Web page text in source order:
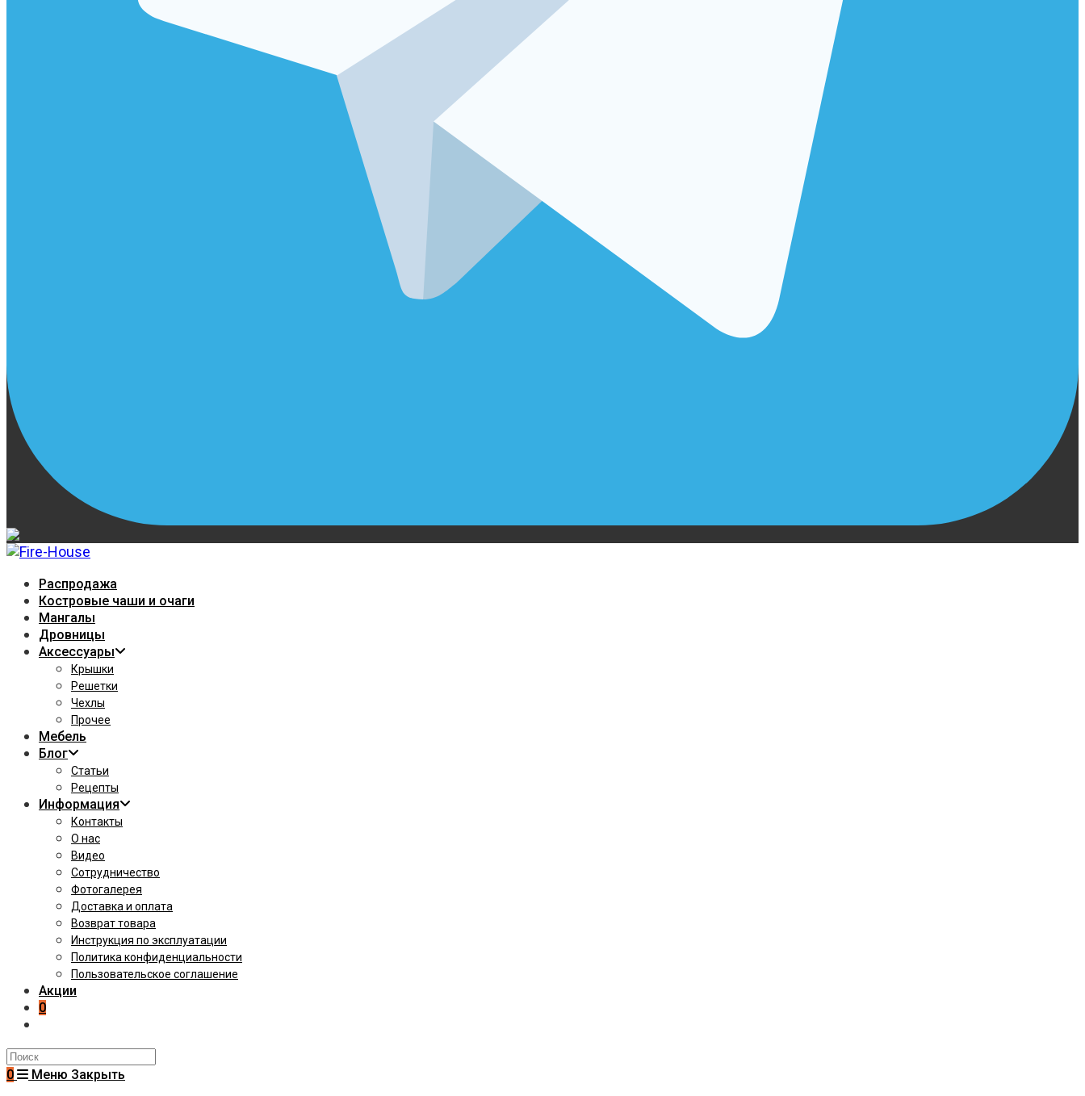
Распродажа
Костровые чаши и очаги
Мангалы
Дровницы
Аксессуары
Крышки
Решетки
Чехлы
Прочее
Мебель
Блог
Статьи
Рецепты
Информация
Контакты
О нас
Видео
Сотрудничество
Фотогалерея
Доставка и оплата
Возврат товара
Инструкция по эксплуатации
Политика конфиденциальности
Пользовательское соглашение
Акции
0
Поиск
на
0 Меню Закрыть